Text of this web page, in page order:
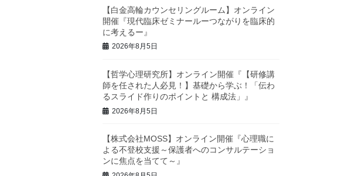
【白金高輪カウンセリングルーム】オンライン
開催『現代臨床ゼミナールーつながりを臨床的
に考えるー』
2026年8月5日
【哲学心理研究所】オンライン開催『【研修講
師を任された人必見！】基礎から学ぶ！「伝わ
るスライド作りのポイントと 構成法」』
2026年8月5日
【株式会社MOSS】オンライン開催『心理職に
よる不登校支援～保護者へのコンサルテーショ
ンに焦点を当てて～』